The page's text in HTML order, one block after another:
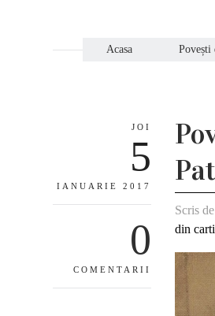
Acasa Povești
JOI
5
IANUARIE 2017
0
COMENTARII
Scris
din